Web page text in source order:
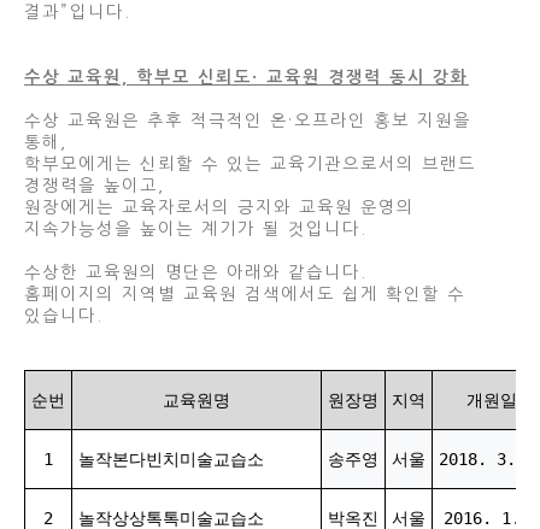
결과”입니다.
수상 교육원, 학부모 신뢰도· 교육원 경쟁력 동시 강화
수상 교육원은 추후 적극적인 온·오프라인 홍보 지원을
통해,
학부모에게는 신뢰할 수 있는 교육기관으로서의 브랜드
경쟁력을 높이고,
원장에게는 교육자로서의 긍지와 교육원 운영의
지속가능성을 높이는 계기가 될 것입니다.
수상한 교육원의 명단은 아래와 같습니다.
홈페이지의 지역별 교육원 검색에서도 쉽게 확인할 수
있습니다.
순번 교육원명 원장명 지역 개원일
1 놀작본다빈치미술교습소 송주영 서울 2018. 3.
2 놀작상상톡톡미술교습소 박옥진 서울 2016. 1. 9